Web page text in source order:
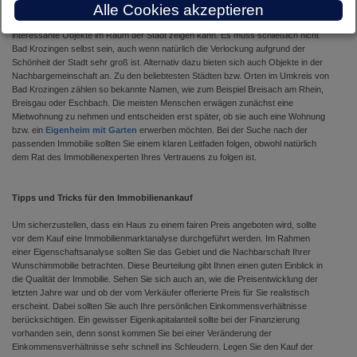
schwierigen Verhältnisse bei der Immobiliensuche wenden sich viele
Interessanten an einenImmobilienmakler Bad Krozingen, der den Kunden
interessante Objekte im Raum der Stadt zeigen kann. Es muss schließlich nicht
Bad Krozingen selbst sein, auch wenn natürlich die Verlockung aufgrund der
Schönheit der Stadt sehr groß ist. Alternativ dazu bieten sich auch Objekte in der
Nachbargemeinschaft an. Zu den beliebtesten Städten bzw. Orten im Umkreis von
Bad Krozingen zählen so bekannte Namen, wie zum Beispiel Breisach am Rhein,
Breisgau oder Eschbach. Die meisten Menschen erwägen zunächst eine
Mietwohnung zu nehmen und entscheiden erst später, ob sie auch eine Wohnung
bzw. ein Eigenheim mit Garten erwerben möchten. Bei der Suche nach der
passenden Immobilie sollten Sie einem klaren Leitfaden folgen, obwohl natürlich
dem Rat des Immobilienexperten Ihres Vertrauens zu folgen ist.
Tipps und Tricks für den Immobilienankauf
Um sicherzustellen, dass ein Haus zu einem fairen Preis angeboten wird, sollte
vor dem Kauf eine Immobilienmarktanalyse durchgeführt werden. Im Rahmen
einer Eigenschaftsanalyse sollten Sie das Gebiet und die Nachbarschaft Ihrer
Wunschimmobilie betrachten. Diese Beurteilung gibt Ihnen einen guten Einblick in
die Qualität der Immobilie. Sehen Sie sich auch an, wie die Preisentwicklung der
letzten Jahre war und ob der vom Verkäufer offerierte Preis für Sie realistisch
erscheint. Dabei sollten Sie auch Ihre persönlichen Einkommensverhältnisse
berücksichtigen. Ein gewisser Eigenkapitalanteil sollte bei der Finanzierung
vorhanden sein, denn sonst kommen Sie bei einer Veränderung der
Einkommensverhältnisse sehr schnell ins Schleudern. Legen Sie den Kauf der
Alle Cookies akzeptieren